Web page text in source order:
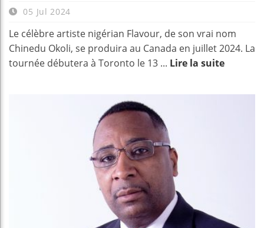
05 Jul 2024
Le célèbre artiste nigérian Flavour, de son vrai nom
Chinedu Okoli, se produira au Canada en juillet 2024. La
tournée débutera à Toronto le 13 ... Lire la suite